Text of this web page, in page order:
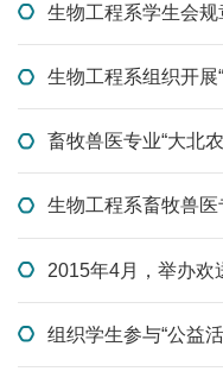
生物工程系学生会规
生物工程系组织开展
畜牧兽医专业“大北
生物工程系畜牧兽
2015年4月，举办欢
组织学生参与“公益